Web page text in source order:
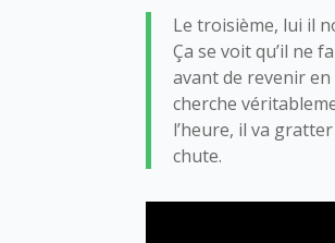
Le troisième, lui il
Ça se voit qu’il ne
avant de revenir
cherche
l’heure, il va
chute.